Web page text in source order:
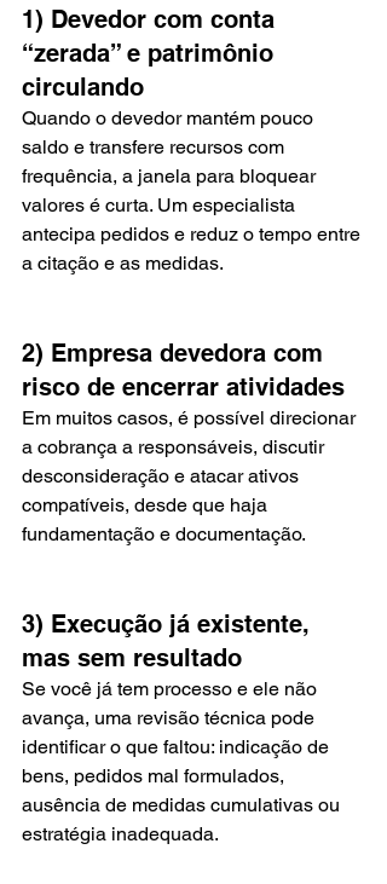
1) Devedor com conta
“zerada” e patrimônio
circulando
Quando o devedor mantém pouco
saldo e transfere recursos com
frequência, a janela para bloquear
valores é curta. Um especialista
antecipa pedidos e reduz o tempo entre
a citação e as medidas.
2) Empresa devedora com
risco de encerrar atividades
Em muitos casos, é possível direcionar
a cobrança a responsáveis, discutir
desconsideração e atacar ativos
compatíveis, desde que haja
fundamentação e documentação.
3) Execução já existente,
mas sem resultado
Se você já tem processo e ele não
avança, uma revisão técnica pode
identificar o que faltou: indicação de
bens, pedidos mal formulados,
ausência de medidas cumulativas ou
estratégia inadequada.